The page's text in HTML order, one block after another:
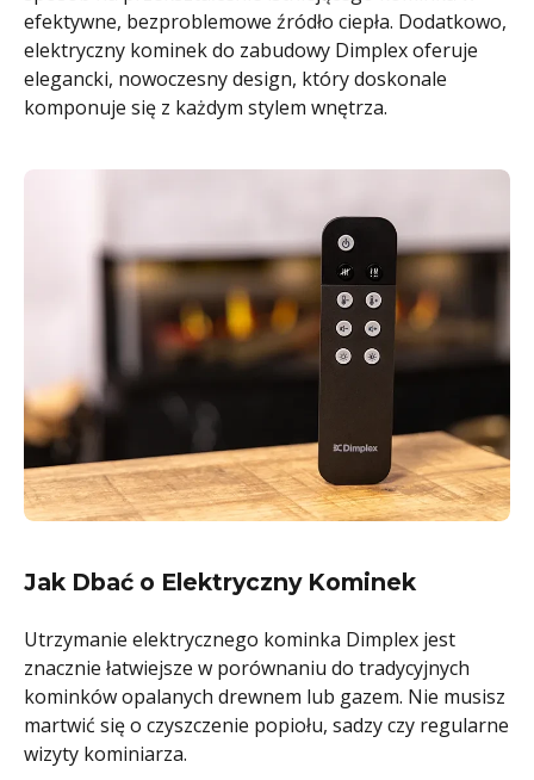
efektywne, bezproblemowe źródło ciepła. Dodatkowo,
elektryczny kominek do zabudowy Dimplex oferuje
elegancki, nowoczesny design, który doskonale
komponuje się z każdym stylem wnętrza.
Jak Dbać o Elektryczny Kominek
Utrzymanie elektrycznego kominka Dimplex jest
znacznie łatwiejsze w porównaniu do tradycyjnych
kominków opalanych drewnem lub gazem. Nie musisz
martwić się o czyszczenie popiołu, sadzy czy regularne
wizyty kominiarza.